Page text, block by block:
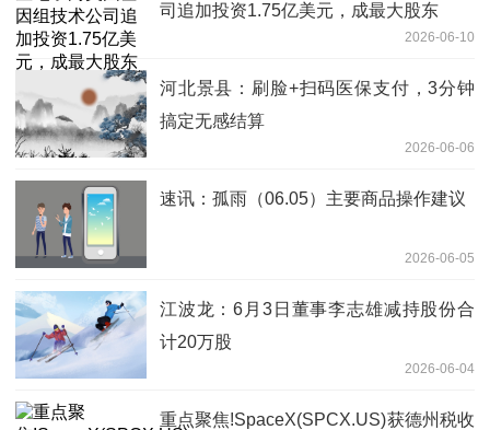
司追加投资1.75亿美元，成最大股东
2026-06-10
河北景县：刷脸+扫码医保支付，3分钟
搞定无感结算
2026-06-06
速讯：孤雨（06.05）主要商品操作建议
2026-06-05
江波龙：6月3日董事李志雄减持股份合
计20万股
2026-06-04
重点聚焦!SpaceX(SPCX.US)获德州税收